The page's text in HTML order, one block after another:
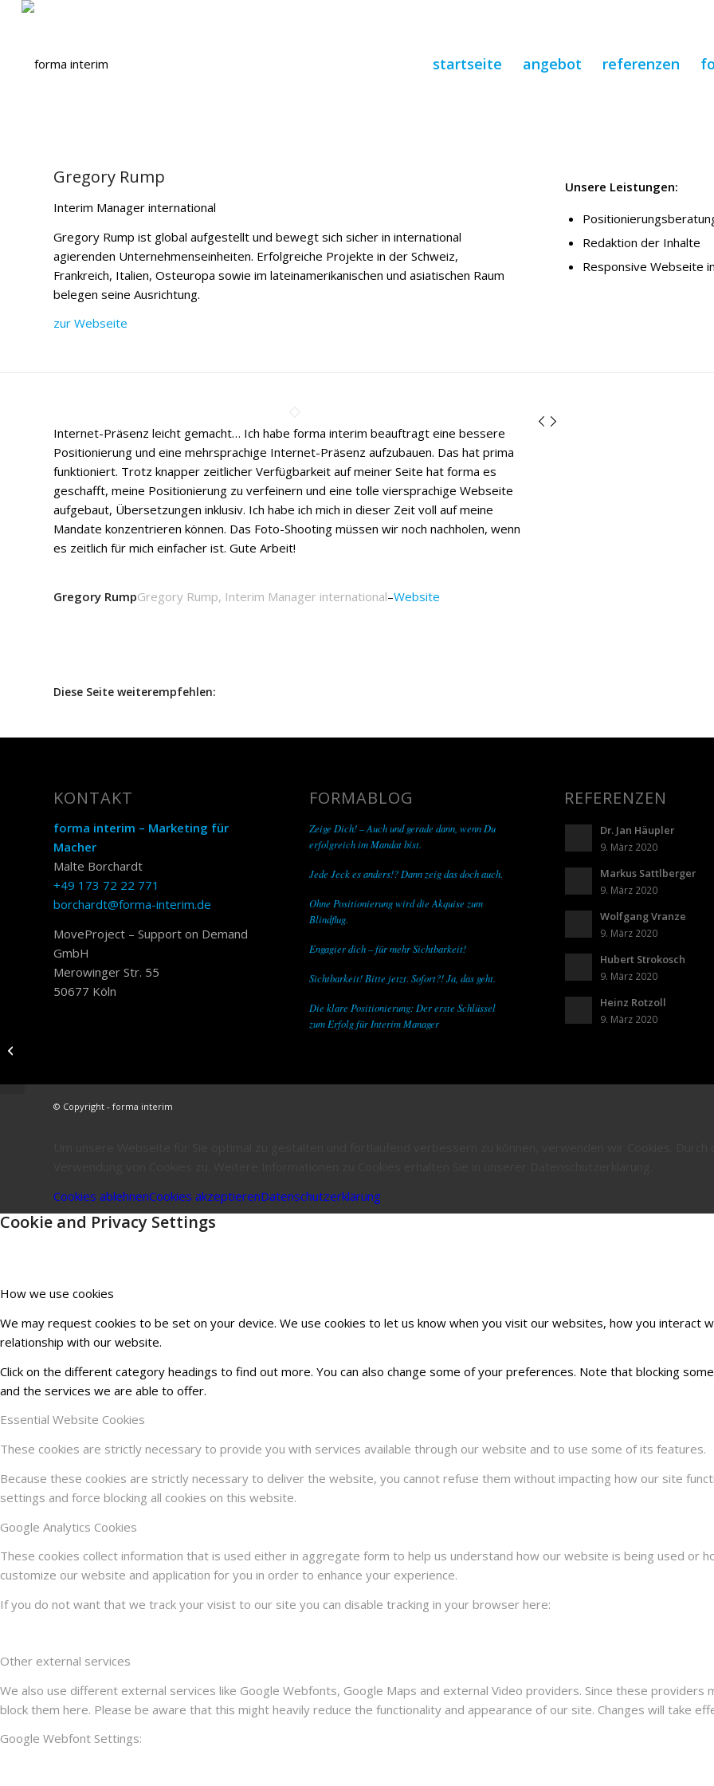
startseite angebot referenzen
Gregory Rump
Interim Manager international
Gregory Rump ist global aufgestellt und bewegt sich sicher in international
agierenden Unternehmenseinheiten. Erfolgreiche Projekte in der Schweiz,
Frankreich, Italien, Osteuropa sowie im lateinamerikanischen und asiatischen Raum
belegen seine Ausrichtung.
zur Webseite
Unsere Leistungen:
Redaktion der Inhalte
Responsive Webseite
Internet-Präsenz leicht gemacht… Ich habe forma interim beauftragt eine bessere
Positionierung und eine mehrsprachige Internet-Präsenz aufzubauen. Das hat prima
funktioniert. Trotz knapper zeitlicher Verfügbarkeit auf meiner Seite hat forma es
geschafft, meine Positionierung zu verfeinern und eine tolle viersprachige Webseite
aufgebaut, Übersetzungen inklusiv. Ich habe ich mich in dieser Zeit voll auf meine
Mandate konzentrieren können. Das Foto-Shooting müssen wir noch nachholen, wenn
es zeitlich für mich einfacher ist. Gute Arbeit!
Gregory RumpGregory Rump, Interim Manager international–Website
Diese Seite weiterempfehlen:
KONTAKT
forma interim – Marketing für
Macher
Malte Borchardt
+49 173 72 22 771
borchardt@forma-interim.de
MoveProject – Support on Demand
GmbH
Merowinger Str. 55
50677 Köln
FORMABLOG
Zeige Dich! – Auch und gerade dann, wenn Du
erfolgreich im Mandat bist.
Jede Jeck es anders!? Dann zeig das doch auch.
Ohne Positionierung wird die Akquise zum
Blindflug.
Engagier dich – für mehr Sichtbarkeit!
Sichtbarkeit! Bitte jetzt. Sofort?! Ja, das geht.
Die klare Positionierung: Der erste Schlüssel
zum Erfolg für Interim Manager
REFERENZEN
Dr. Jan Häupler
9. März 2020
Markus Sattlberger
9. März 2020
Wolfgang Vranze
9. März 2020
Hubert Strokosch
9. März 2020
Heinz Rotzoll
9. März 2020
© Copyright - forma interim
Cookies ablehnenCookies akzeptierenDatenschutzerklärung
Cookie and Privacy Settings
How we use cookies
We may request cookies to be set on your device. We use cookies to let us know when you visit our websites, how you interact
relationship with our website.
Click on the different category headings to find out more. You can also change some of your preferences. Note that blocking
and the services we are able to offer.
Essential Website Cookies
These cookies are strictly necessary to provide you with services available through our website and to use some of its features.
Because these cookies are strictly necessary to deliver the website, you cannot refuse them without impacting how our site
settings and force blocking all cookies on this website.
Google Analytics Cookies
These cookies collect information that is used either in aggregate form to help us understand how our website is being used or
customize our website and application for you in order to enhance your experience.
If you do not want that we track your visist to our site you can disable tracking in your browser here:
Other external services
We also use different external services like Google Webfonts, Google Maps and external Video providers. Since these
block them here. Please be aware that this might heavily reduce the functionality and appearance of our site. Changes will take
Google Webfont Settings: